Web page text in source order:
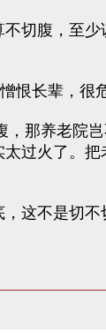
切腹，至
恨长辈，很
，那养老院
过火了。把
这不是切不